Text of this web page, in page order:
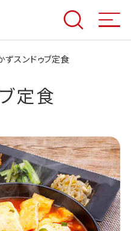
ずスンドゥブ定食
定食